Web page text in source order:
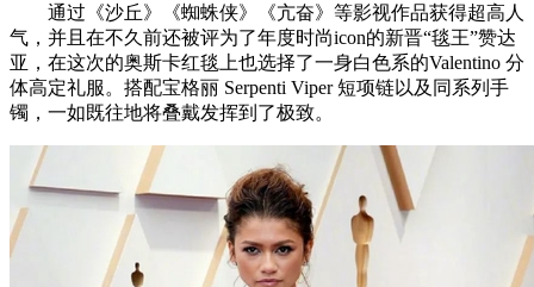
通过《沙丘》《蜘蛛侠》《亢奋》等影视作品获得超高人
气，并且在不久前还被评为了年度时尚icon的新晋“毯王”赞达
亚，在这次的奥斯卡红毯上也选择了一身白色系的Valentino 分
体高定礼服。搭配宝格丽 Serpenti Viper 短项链以及同系列手
镯，一如既往地将叠戴发挥到了极致。